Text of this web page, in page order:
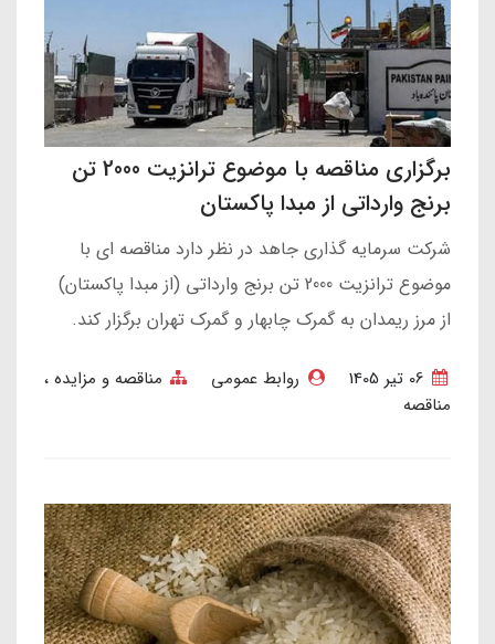
برگزاری مناقصه با موضوع ترانزیت 2000 تن
برنج وارداتی از مبدا پاکستان
شرکت سرمایه گذاری جاهد در نظر دارد مناقصه ای با
موضوع ترانزیت 2000 تن برنج وارداتی (از مبدا پاکستان)
از مرز ریمدان به گمرک چابهار و گمرک تهران برگزار کند.
روابط عمومی
مناقصه و مزایده
مناقصه